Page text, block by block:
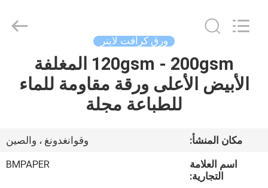
المنزل
معلومات
BMPAPER
CO.,LTD.
ورق كرافت لاينر
120gsm - 200gsm المغلفة
الأبيض الأعلى ورقة مقاومة للماء
للطباعة مجلة
مكان المنشأ:
وقوانغدونغ ، والصين
اسم العلامة
التجارية:
BMPAPER